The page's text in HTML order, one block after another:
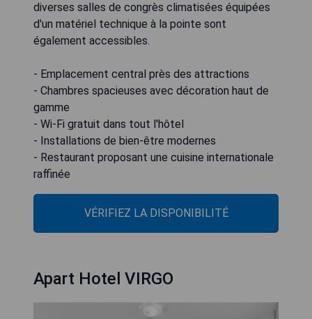
diverses salles de congrès climatisées équipées
d'un matériel technique à la pointe sont
également accessibles.
- Emplacement central près des attractions
- Chambres spacieuses avec décoration haut de
gamme
- Wi-Fi gratuit dans tout l'hôtel
- Installations de bien-être modernes
- Restaurant proposant une cuisine internationale
raffinée
VÉRIFIEZ LA DISPONIBILITÉ
Apart Hotel VIRGO